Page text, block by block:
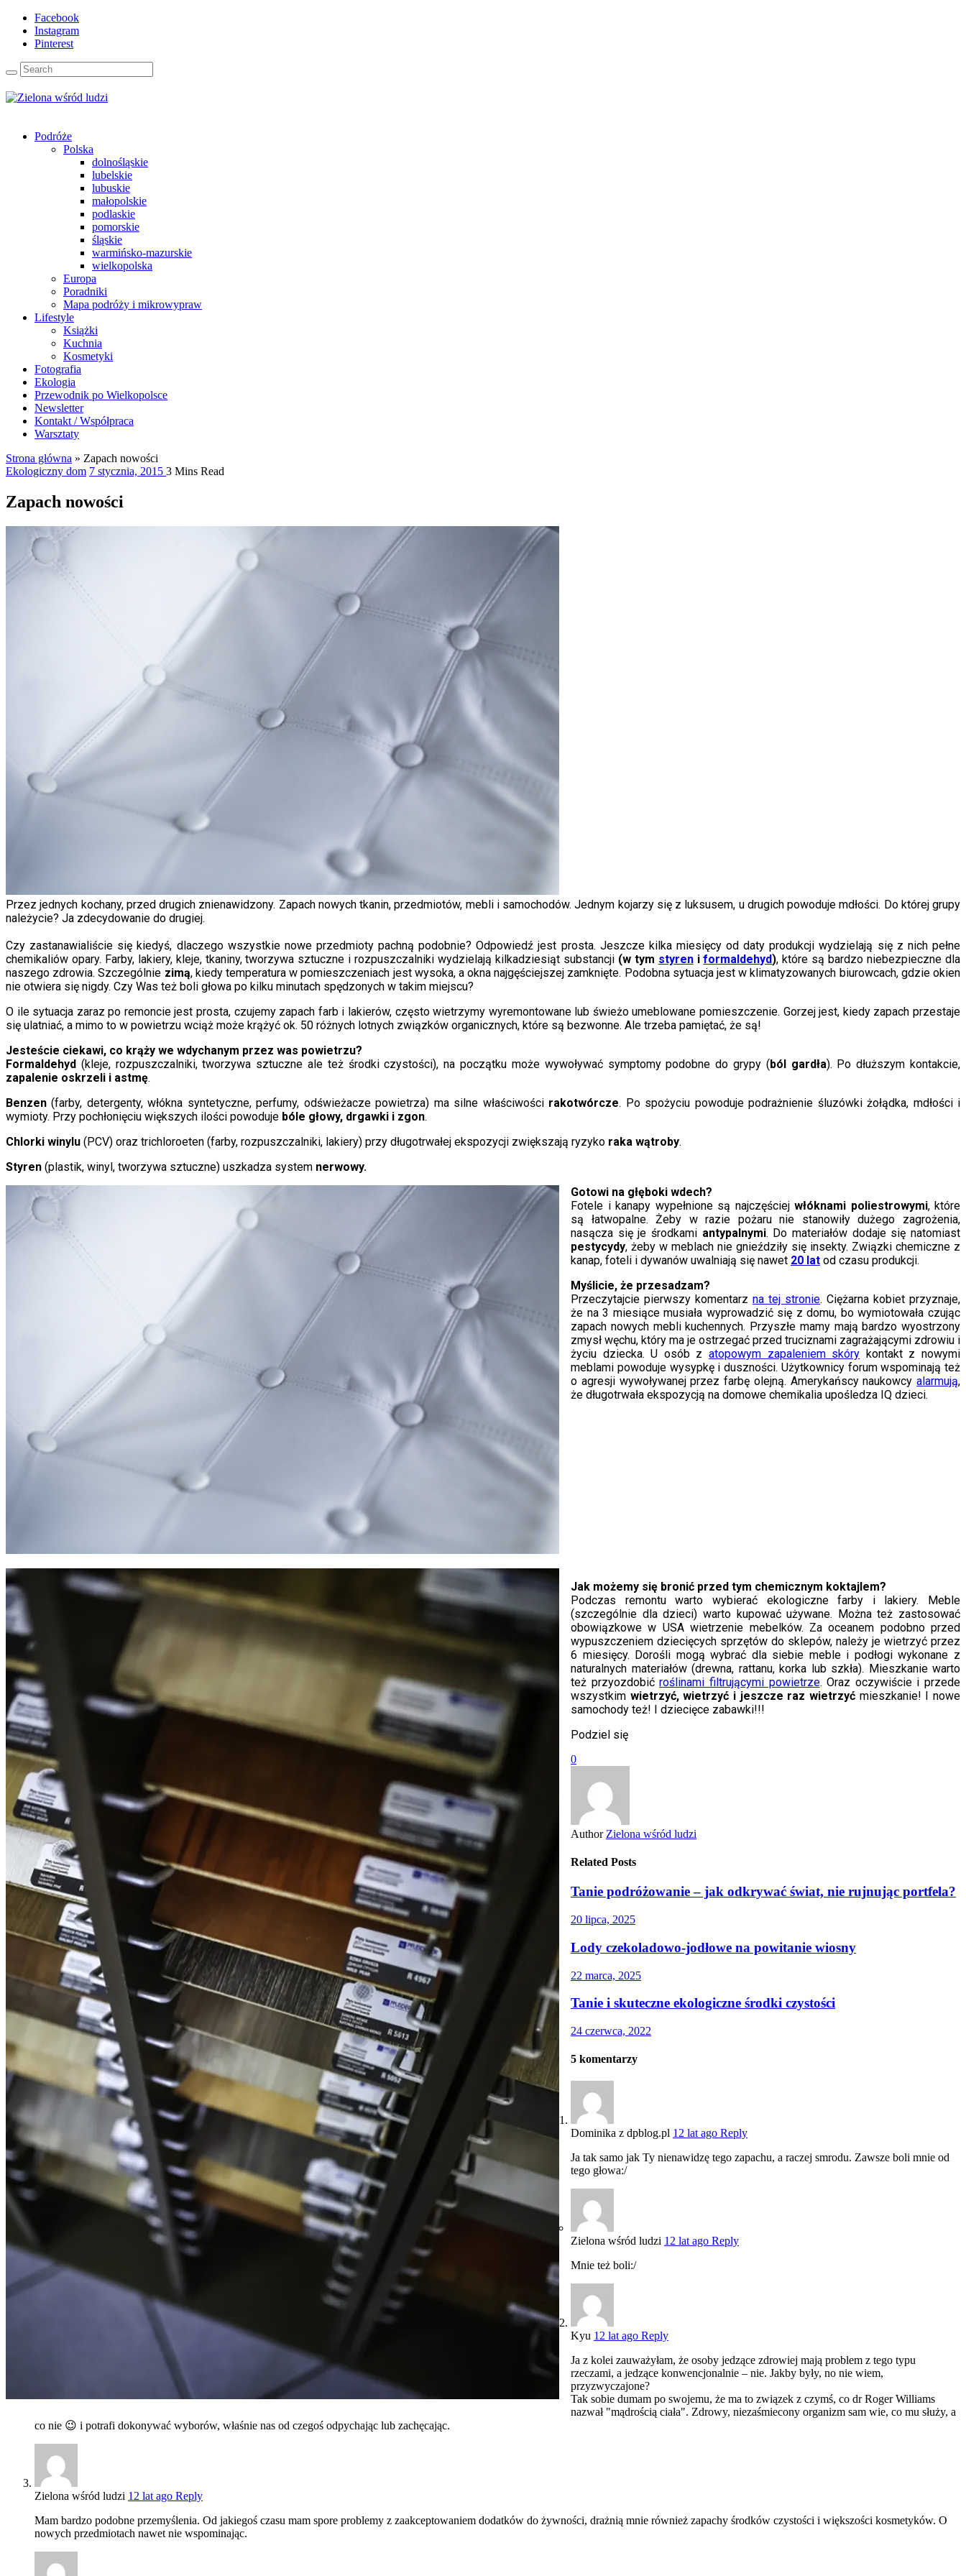
Facebook
Instagram
Pinterest
Podróże
Polska
dolnośląskie
lubelskie
lubuskie
małopolskie
podlaskie
pomorskie
śląskie
warmińsko-mazurskie
wielkopolska
Europa
Poradniki
Mapa podróży i mikrowypraw
Lifestyle
Książki
Kuchnia
Kosmetyki
Fotografia
Ekologia
Przewodnik po Wielkopolsce
Newsletter
Kontakt / Współpraca
Warsztaty
Strona główna » Zapach nowości
Ekologiczny dom 7 stycznia, 2015 3 Mins Read
Zapach nowości
Przez jednych kochany, przed drugich znienawidzony. Zapach nowych tkanin, przedmiotów, mebli i samochodów. Jednym kojarzy się z luksusem, u drugich powoduje mdłości. Do której grupy
należycie? Ja zdecydowanie do drugiej.
Czy zastanawialiście się kiedyś, dlaczego wszystkie nowe przedmioty pachną podobnie? Odpowiedź jest prosta. Jeszcze kilka miesięcy od daty produkcji wydzielają się z nich pełne
chemikaliów opary. Farby, lakiery, kleje, tkaniny, tworzywa sztuczne i rozpuszczalniki wydzielają kilkadziesiąt substancji (w tym styreniformaldehyd), które są bardzo niebezpieczne dla
naszego zdrowia. Szczególnie zimą, kiedy temperatura w pomieszczeniach jest wysoka, a okna najgęściejszej zamknięte. Podobna sytuacja jest w klimatyzowanych biurowcach, gdzie okien
nie otwiera się nigdy. Czy Was też boli głowa po kilku minutach spędzonych w takim miejscu?
O ile sytuacja zaraz po remoncie jest prosta, czujemy zapach farb i lakierów, często wietrzymy wyremontowane lub świeżo umeblowane pomieszczenie. Gorzej jest, kiedy zapach przestaje
się ulatniać, a mimo to w powietrzu wciąż może krążyć ok. 50 różnych lotnych związków organicznych, które są bezwonne. Ale trzeba pamiętać, że są!
Jesteście ciekawi, co krąży we wdychanym przez was powietrzu?
Formaldehyd (kleje, rozpuszczalniki, tworzywa sztuczne ale też środki czystości), na początku może wywoływać symptomy podobne do grypy (ból gardła). Po dłuższym kontakcie,
zapalenie oskrzeli i astmę.
Benzen (farby, detergenty, włókna syntetyczne, perfumy, odświeżacze powietrza) ma silne właściwości rakotwórcze. Po spożyciu powoduje podrażnienie śluzówki żołądka, mdłości i
wymioty. Przy pochłonięciu większych ilości powoduje bóle głowy, drgawki i zgon.
Chlorki winylu (PCV) oraz trichloroeten (farby, rozpuszczalniki, lakiery) przy długotrwałej ekspozycji zwiększają ryzyko raka wątroby.
Styren (plastik, winyl, tworzywa sztuczne) uszkadza system nerwowy.
Gotowi na głęboki wdech?
Fotele i kanapy wypełnione są najczęściej włóknami poliestrowymi, które
są łatwopalne. Żeby w razie pożaru nie stanowiły dużego zagrożenia,
nasącza się je środkami antypalnymi. Do materiałów dodaje się natomiast
pestycydy, żeby w meblach nie gnieździły się insekty. Związki chemiczne z
kanap, foteli i dywanów uwalniają się nawet 20 lat od czasu produkcji.
Myślicie, że przesadzam?
Przeczytajcie pierwszy komentarz na tej stronie. Ciężarna kobiet przyznaje,
że na 3 miesiące musiała wyprowadzić się z domu, bo wymiotowała czując
zapach nowych mebli kuchennych. Przyszłe mamy mają bardzo wyostrzony
zmysł węchu, który ma je ostrzegać przed truciznami zagrażającymi zdrowiu i
życiu dziecka. U osób z atopowym zapaleniem skóry kontakt z nowymi
meblami powoduje wysypkę i duszności. Użytkownicy forum wspominają też
o agresji wywoływanej przez farbę olejną. Amerykańscy naukowcy alarmują,
że długotrwała ekspozycją na domowe chemikalia upośledza IQ dzieci.
Jak możemy się bronić przed tym chemicznym koktajlem?
Podczas remontu warto wybierać ekologiczne farby i lakiery. Meble
(szczególnie dla dzieci) warto kupować używane. Można też zastosować
obowiązkowe w USA wietrzenie mebelków. Za oceanem podobno przed
wypuszczeniem dziecięcych sprzętów do sklepów, należy je wietrzyć przez
6 miesięcy. Dorośli mogą wybrać dla siebie meble i podłogi wykonane z
naturalnych materiałów (drewna, rattanu, korka lub szkła). Mieszkanie warto
też przyozdobićroślinami filtrującymi powietrze. Oraz oczywiście i przede
wszystkim wietrzyć, wietrzyć i jeszcze raz wietrzyć mieszkanie! I nowe
samochody też! I dziecięce zabawki!!!
Podziel się
0
Author Zielona wśród ludzi
Related Posts
Tanie podróżowanie – jak odkrywać świat, nie rujnując portfela?
20 lipca, 2025
Lody czekoladowo-jodłowe na powitanie wiosny
22 marca, 2025
Tanie i skuteczne ekologiczne środki czystości
24 czerwca, 2022
5 komentarzy
Dominika z dpblog.pl 12 lat ago Reply
Ja tak samo jak Ty nienawidzę tego zapachu, a raczej smrodu. Zawsze boli mnie od
tego głowa:/
Zielona wśród ludzi 12 lat ago Reply
Mnie też boli:/
Kyu 12 lat ago Reply
Ja z kolei zauważyłam, że osoby jedzące zdrowiej mają problem z tego typu
rzeczami, a jedzące konwencjonalnie – nie. Jakby były, no nie wiem,
przyzwyczajone?
Tak sobie dumam po swojemu, że ma to związek z czymś, co dr Roger Williams
nazwał "mądrością ciała". Zdrowy, niezaśmiecony organizm sam wie, co mu służy, a
co nie 😉 i potrafi dokonywać wyborów, właśnie nas od czegoś odpychając lub zachęcając.
Zielona wśród ludzi 12 lat ago Reply
Mam bardzo podobne przemyślenia. Od jakiegoś czasu mam spore problemy z zaakceptowaniem dodatków do żywności, drażnią mnie również zapachy środków czystości i większości kosmetyków. O
nowych przedmiotach nawet nie wspominając.